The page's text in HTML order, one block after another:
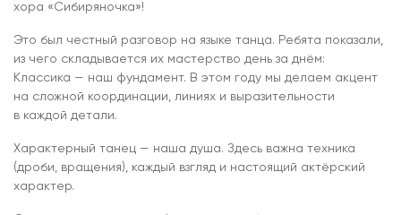
хора «Сибиряночка»!
Это был честный разговор на языке танца. Ребята показали,
из чего складывается их мастерство день за днём:
Классика — наш фундамент. В этом году мы делаем акцент
на сложной координации, линиях и выразительности
в каждой детали.
Характерный танец — наша душа. Здесь важна техника
(дроби, вращения), каждый взгляд и настоящий актёрский
характер.